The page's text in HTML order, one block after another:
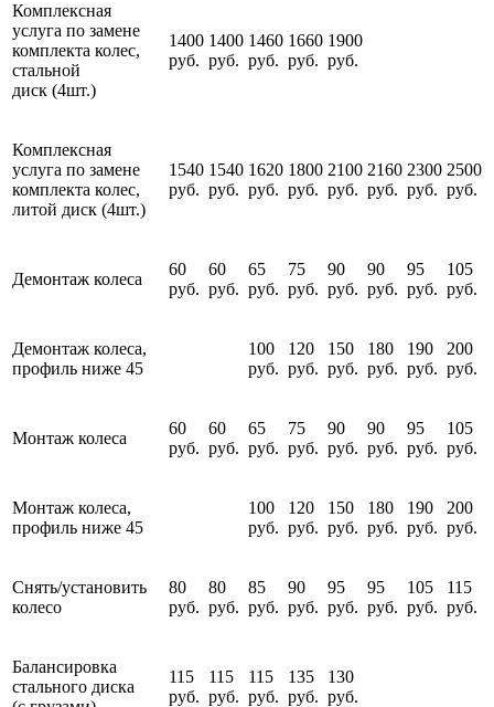
Комплексная
услуга по замене
комплекта колес,
стальной
диск (4шт.)
1400
руб.
1400
руб.
1460
руб.
1660
руб.
1900
руб.
Комплексная
услуга по замене
комплекта колес,
литой диск (4шт.)
1540
руб.
1540
руб.
1620
руб.
1800
руб.
2100
руб.
2160
руб.
2300
руб.
2500
руб.
Демонтаж колеса
60
руб.
60
руб.
65
руб.
75
руб.
90
руб.
90
руб.
95
руб.
105
руб.
Демонтаж колеса,
профиль ниже 45
100
руб.
120
руб.
150
руб.
180
руб.
190
руб.
200
руб.
Монтаж колеса
60
руб.
60
руб.
65
руб.
75
руб.
90
руб.
90
руб.
95
руб.
105
руб.
Монтаж колеса,
профиль ниже 45
100
руб.
120
руб.
150
руб.
180
руб.
190
руб.
200
руб.
Снять/установить
колесо
80
руб.
80
руб.
85
руб.
90
руб.
95
руб.
95
руб.
105
руб.
115
руб.
Балансировка
стального диска
115
руб.
115
руб.
115
руб.
135
руб.
130
руб.